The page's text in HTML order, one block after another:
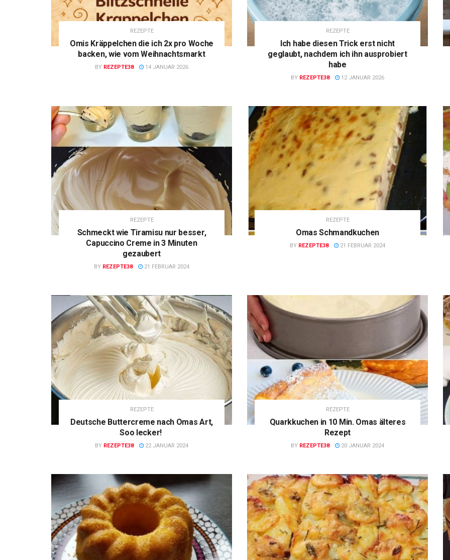
REZEPTE
Omis Kräppelchen die ich 2x pro Woche
backen, wie vom Weihnachtsmarkt
BY REZEPTE38 14 JANUAR 2026
REZEPTE
Ich habe diesen Trick erst nicht
geglaubt, nachdem ich ihn ausprobiert
habe
BY REZEPTE38 12 JANUAR 2026
REZEPTE
Schmeckt wie Tiramisu nur besser,
Capuccino Creme in 3 Minuten
gezaubert
BY REZEPTE38 21 FEBRUAR 2024
REZEPTE
Omas Schmandkuchen
BY REZEPTE38 21 FEBRUAR 2024
REZEPTE
Deutsche Buttercreme nach Omas Art,
Soo lecker!
BY REZEPTE38 22 JANUAR 2024
REZEPTE
Quarkkuchen in 10 Min. Omas älteres
Rezept
BY REZEPTE38 20 JANUAR 2024